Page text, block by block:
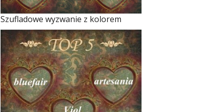
Szufladowe wyzwanie z kolorem